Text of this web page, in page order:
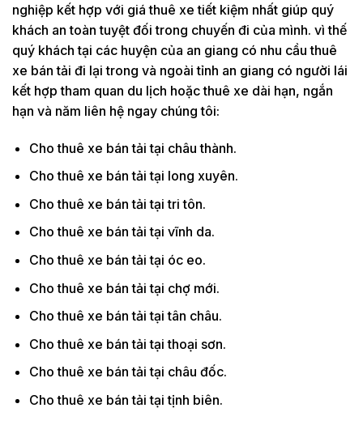
nghiệp kết hợp với giá thuê xe tiết kiệm nhất giúp quý
khách an toàn tuyệt đối trong chuyến đi của mình. vì thế
quý khách tại các huyện của an giang có nhu cầu thuê
xe bán tải đi lại trong và ngoài tỉnh an giang có người lái
kết hợp tham quan du lịch hoặc thuê xe dài hạn, ngắn
hạn và năm liên hệ ngay chúng tôi:
Cho thuê xe bán tải tại châu thành.
Cho thuê xe bán tải tại long xuyên.
Cho thuê xe bán tải tại tri tôn.
Cho thuê xe bán tải tại vĩnh da.
Cho thuê xe bán tải tại óc eo.
Cho thuê xe bán tải tại chợ mới.
Cho thuê xe bán tải tại tân châu.
Cho thuê xe bán tải tại thoại sơn.
Cho thuê xe bán tải tại châu đốc.
Cho thuê xe bán tải tại tịnh biên.